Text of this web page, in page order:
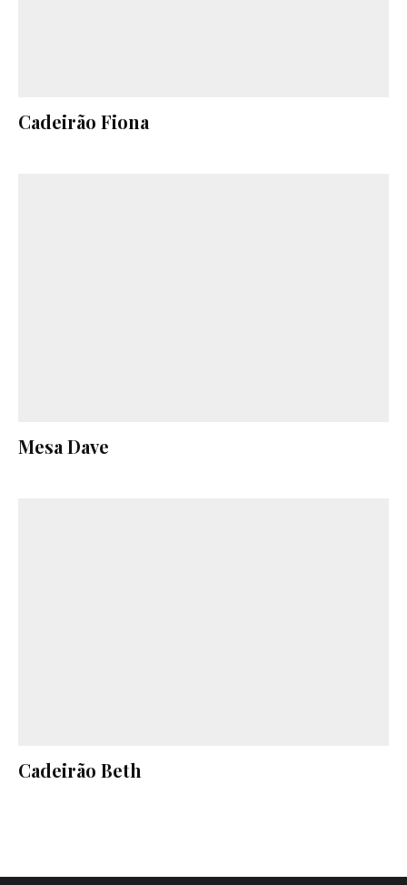
Cadeirão Fiona
Mesa Dave
Cadeirão Beth